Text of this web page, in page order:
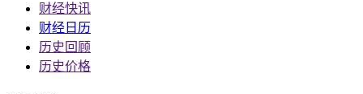
财经快讯
财经日历
历史回顾
历史价格